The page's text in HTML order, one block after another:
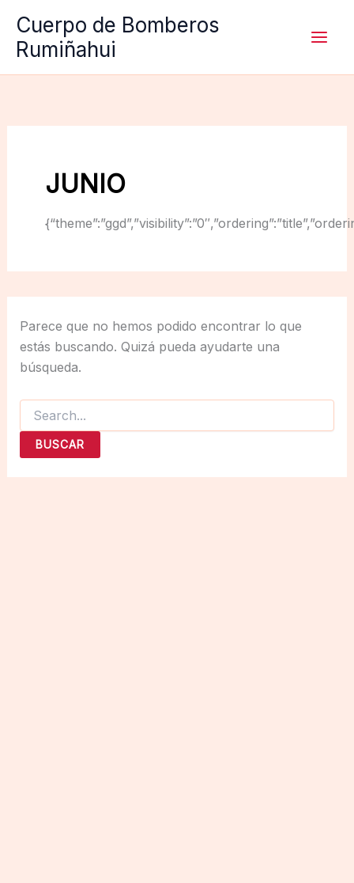
contenido
Cuerpo de Bomberos
Rumiñahui
JUNIO
Parece que no hemos podido encontrar lo que
estás buscando. Quizá pueda ayudarte una
búsqueda.
Buscar
por: